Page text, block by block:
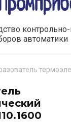
автоматики